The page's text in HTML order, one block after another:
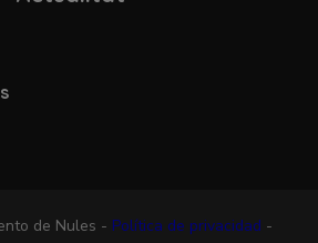
de Nules - Política de privacidad -